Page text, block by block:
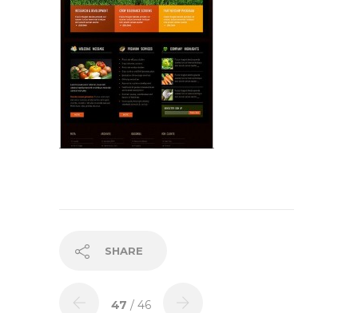
SHARE
47 / 46